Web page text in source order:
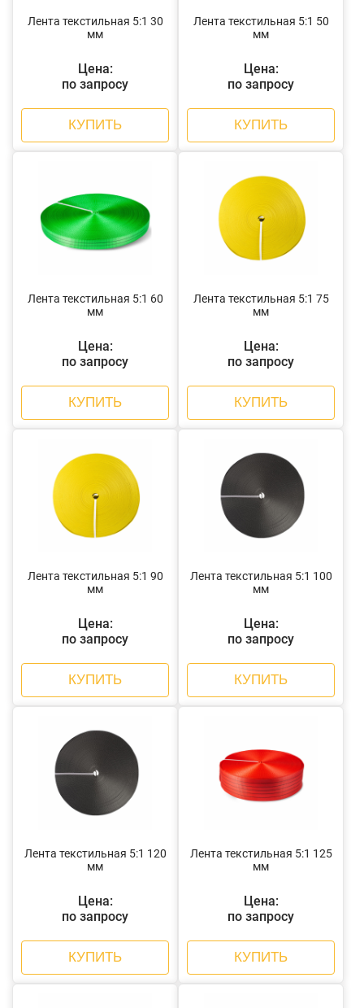
Лента текстильная 5:1 30
мм
Цена:
по запросу
КУПИТЬ
Лента текстильная 5:1 50
мм
Цена:
по запросу
КУПИТЬ
Лента текстильная 5:1 60
мм
Цена:
по запросу
КУПИТЬ
Лента текстильная 5:1 75
мм
Цена:
по запросу
КУПИТЬ
Лента текстильная 5:1 90
мм
Цена:
по запросу
КУПИТЬ
Лента текстильная 5:1 100
мм
Цена:
по запросу
КУПИТЬ
Лента текстильная 5:1 120
мм
Цена:
по запросу
КУПИТЬ
Лента текстильная 5:1 125
мм
Цена:
по запросу
КУПИТЬ